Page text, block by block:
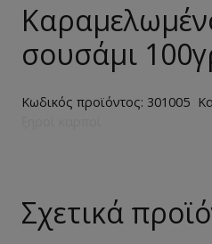
σουσάμι
Κωδικός προϊόντος: 301005
Σχετικά